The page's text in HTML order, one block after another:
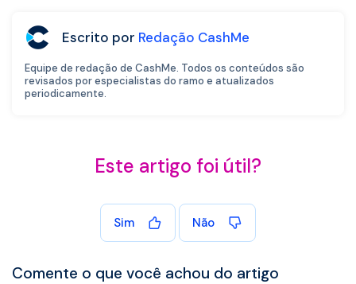
Escrito por Redação CashMe
Equipe de redação de CashMe. Todos os conteúdos são
revisados por especialistas do ramo e atualizados
periodicamente.
Este artigo foi útil?
Sim Não
Comente o que você achou do artigo